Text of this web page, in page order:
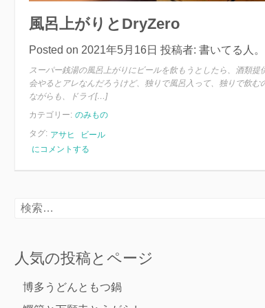
風呂上がりとDryZero
Posted on 2021年5月16日 投稿者: 書いてる人。
スーパー銭湯の風呂上がりにビールを飲もうとしたら、酒類
会やるとアレなんだろうけど、独りで風呂入って、独りで飲
ながらも、ドライ[…]
カテゴリー: のみもの
タグ: アサヒ
ビール
風
り
と
にコメントする
検
人気の投稿とページ
博多うどんともつ鍋